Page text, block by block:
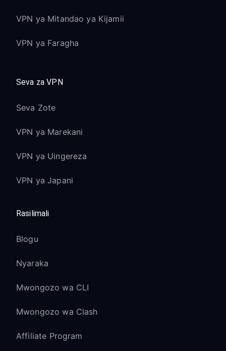
VPN ya Mitandao ya Kijamii
VPN ya Faragha
Seva za VPN
Seva Zote
VPN ya Marekani
VPN ya Uingereza
VPN ya Japani
Rasilimali
Blogu
Nyaraka
Mwongozo wa CLI
Mwongozo wa Clash
Affiliate Program